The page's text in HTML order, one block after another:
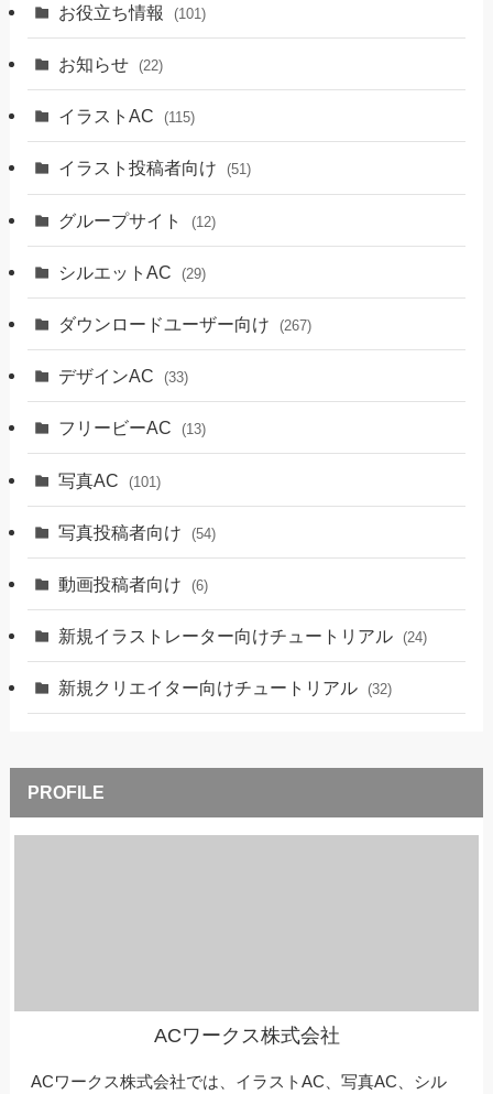
お役立ち情報 (101)
お知らせ (22)
イラストAC (115)
イラスト投稿者向け (51)
グループサイト (12)
シルエットAC (29)
ダウンロードユーザー向け (267)
デザインAC (33)
フリービーAC (13)
写真AC (101)
写真投稿者向け (54)
動画投稿者向け (6)
新規イラストレーター向けチュートリアル (24)
新規クリエイター向けチュートリアル (32)
ACワークス株式会社
ACワークス株式会社では、イラストAC、写真AC、シル